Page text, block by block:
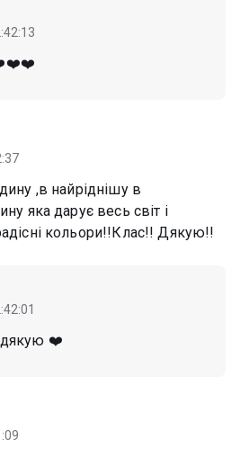
❤️❤️❤️
,в найріднішу в
яка дарує весь світ і
кольори!!Клас!! Дякую!!
дякую ❤️